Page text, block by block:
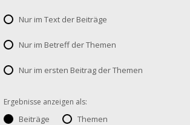
Nur im Text der Beiträge
Nur im Betreff der Themen
Nur im ersten Beitrag der Themen
Ergebnisse anzeigen als:
Beiträge Themen